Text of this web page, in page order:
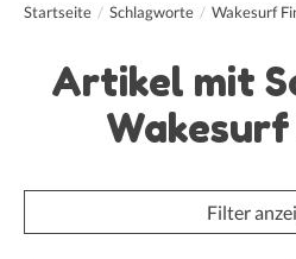
Startseite / Schlagworte / Wakesurf
Artikel mit
Filter